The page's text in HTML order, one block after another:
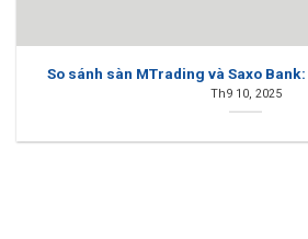
So sánh sàn MTrading và Saxo
Th9 10, 2025